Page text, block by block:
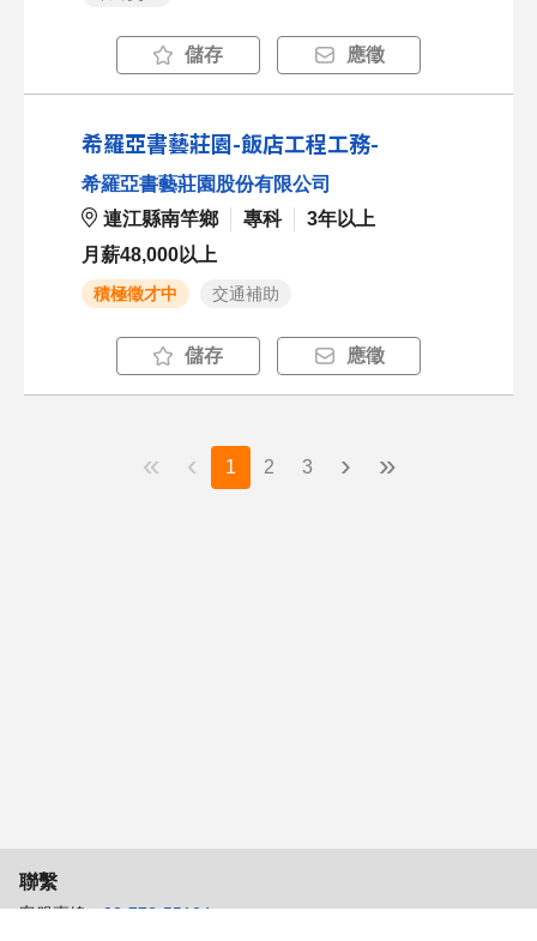
儲存 應徵
希羅亞書藝莊園-飯店工程工務-
希羅亞書藝莊園股份有限公司
連江縣南竿鄉
專科
3年以上
月薪48,000以上
積極徵才中 交通補助
儲存 應徵
« ‹ 1 2 3 › »
聯繫
客服專線：02-772-55104